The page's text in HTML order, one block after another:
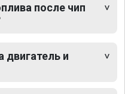
после чип
двигатель и